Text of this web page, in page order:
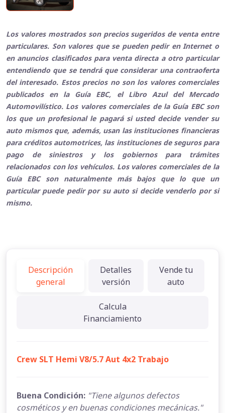
Los valores mostrados son precios sugeridos de venta entre
particulares. Son valores que se pueden pedir en Internet o
en anuncios clasificados para venta directa a otro particular
entendiendo que se tendrá que considerar una contraoferta
del interesado. Estos precios no son los valores comerciales
publicados en la Guía EBC, el Libro Azul del Mercado
Automovilístico. Los valores comerciales de la Guía EBC son
los que un profesional le pagará si usted decide vender su
auto mismos que, además, usan las instituciones financieras
para créditos automotrices, las instituciones de seguros para
pago de siniestros y los gobiernos para trámites
relacionados con los vehículos. Los valores comerciales de la
Guía EBC son naturalmente más bajos que lo que un
particular puede pedir por su auto si decide venderlo por si
mismo.
Descripción
general
Detalles
versión
Vende tu
auto
Calcula
Financiamiento
Crew SLT Hemi V8/5.7 Aut 4x2 Trabajo
Buena Condición: "Tiene algunos defectos
cosméticos y en buenas condiciones mecánicas."